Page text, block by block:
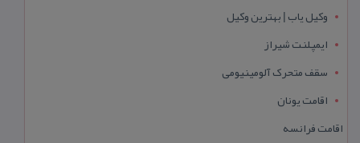
وکیل یاب | بهترین وکیل
ایمپلنت شیراز
سقف متحرک آلومینیومی
اقامت یونان
اقامت فرانسه